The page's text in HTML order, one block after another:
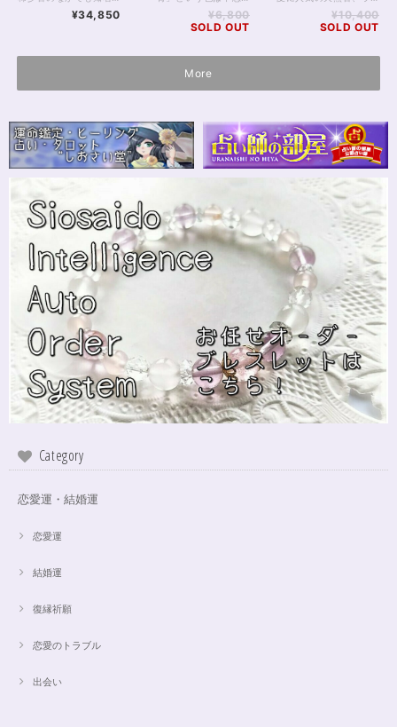
¥34,850
¥6,800
SOLD OUT
¥10,400
SOLD OUT
More
Category
恋愛運・結婚運
恋愛運
結婚運
復縁祈願
恋愛のトラブル
出会い